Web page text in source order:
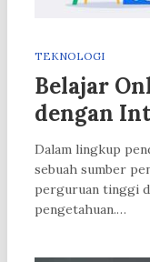
TEKNOLOGI
Belajar
dengan
Dalam lingkup
sebuah sumber
perguruan tinggi
pengetahuan.…